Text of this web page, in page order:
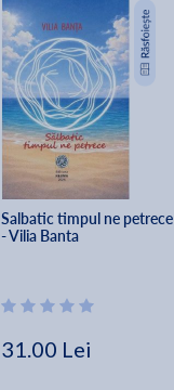
Salbatic timpul ne petrece
- Vilia Banta
31.00 Lei